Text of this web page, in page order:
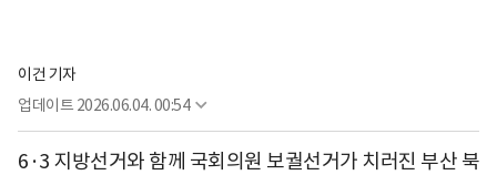
이건 기자
업데이트 2026.06.04. 00:54
6·3 지방선거와 함께 국회의원 보궐선거가 치러진 부산 북